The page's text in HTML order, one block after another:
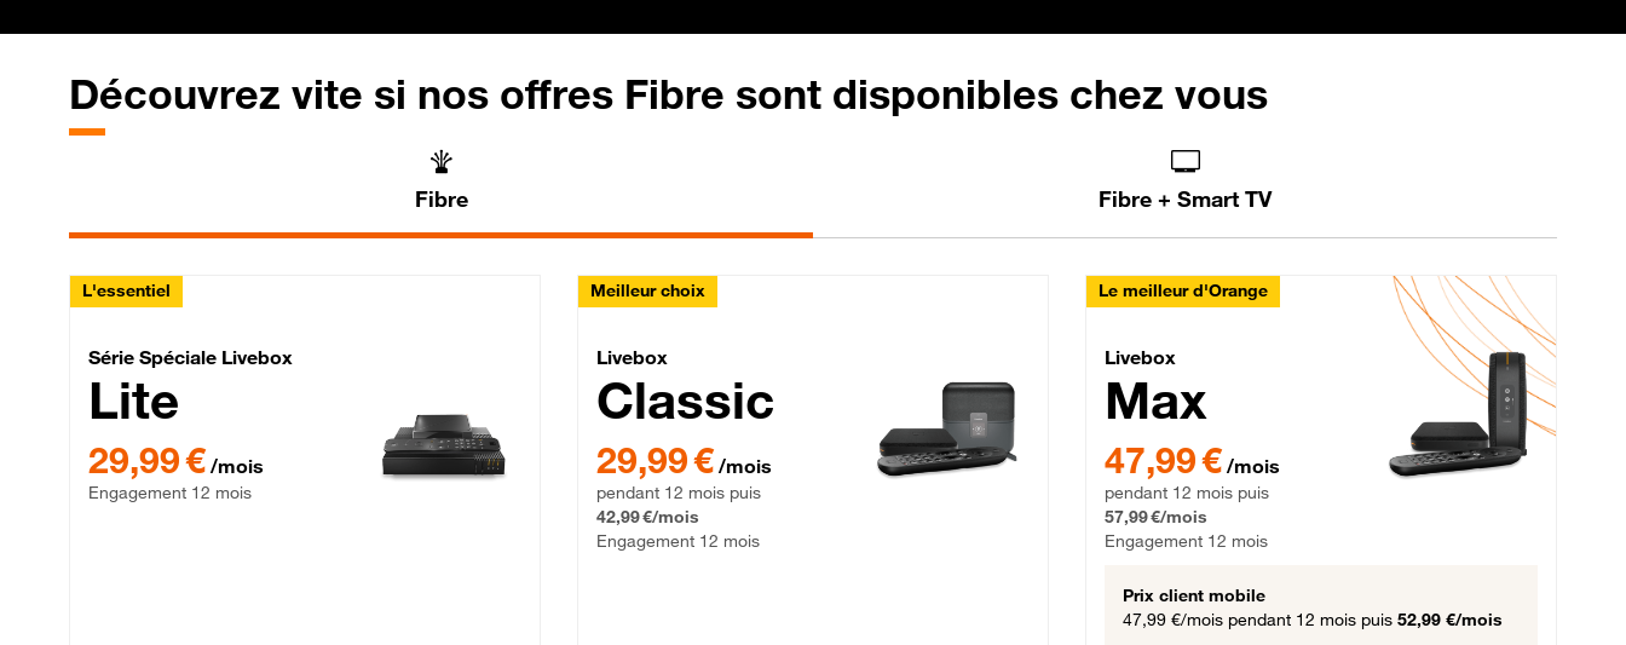
Découvrez vite si nos offres Fibre sont disponibles chez vous
Fibre Fibre + Smart TV
L'essentiel
Série Spéciale Livebox Lite Fibre
Série Spéciale Livebox
Lite
29,99 € par mois , Engagement 12 mois
29,99 € /mois
Engagement 12 mois
Meilleur choix
Livebox Classic Fibre
Livebox
Classic
29,99 € par mois pendant 12 mois puis 42,99 € par mois, Engagement 12 mois
29,99 € /mois
pendant 12 mois puis
42,99 €/mois
Engagement 12 mois
Le meilleur d'Orange
Livebox Max Fibre
Livebox
Max
47,99 € par mois pendant 12 mois puis 57,99 € par mois,
47,99 € /mois
pendant 12 mois puis
57,99 €/mois
Engagement 12 mois
Prix client mobile
47,99 €/mois pendant 12 mois puis 52,99 €/mois